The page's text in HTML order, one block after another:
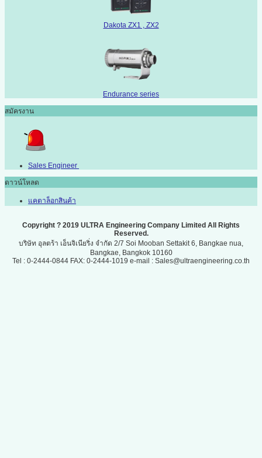
Dakota ZX1 , ZX2
Endurance series
สมัครงาน
Sales Engineer
ดาวน์โหลด
แคตาล็อกสินค้า
Copyright ? 2019 ULTRA Engineering Company Limited All Rights
Reserved.
บริษัท อุลตร้า เอ็นจิเนียริ่ง จำกัด 2/7 Soi Mooban Settakit 6, Bangkae nua,
Bangkae, Bangkok 10160
Tel : 0-2444-0844 FAX: 0-2444-1019 e-mail : Sales@ultraengineering.co.th